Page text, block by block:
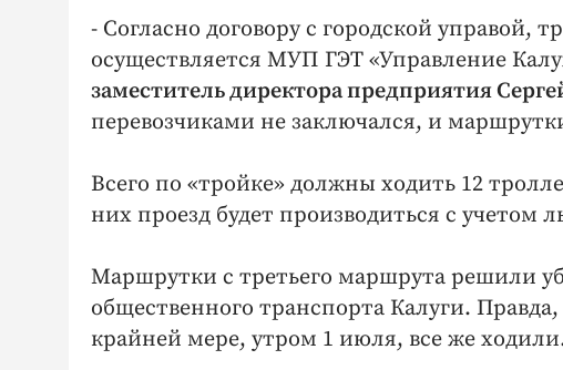
- Согласно договору с городской управой,
осуществляется МУП ГЭТ «Управление
заместитель директора предприятия
перевозчиками не заключался, и
Всего по «тройке» должны ходить 12
них проезд будет производиться с учетом
Маршрутки с третьего маршрута решили
общественного транспорта Калуги.
крайней мере, утром 1 июля, все же